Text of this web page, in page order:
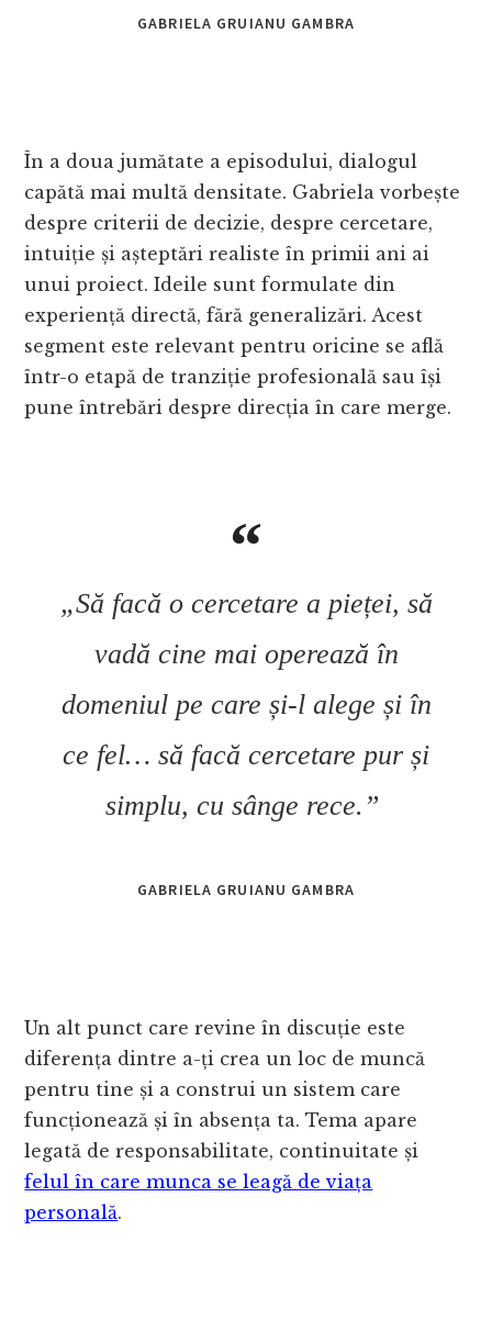
GABRIELA GRUIANU GAMBRA
În a doua jumătate a episodului, dialogul
capătă mai multă densitate. Gabriela vorbește
despre criterii de decizie, despre cercetare,
intuiție și așteptări realiste în primii ani ai
unui proiect. Ideile sunt formulate din
experiență directă, fără generalizări. Acest
segment este relevant pentru oricine se află
într-o etapă de tranziție profesională sau își
pune întrebări despre direcția în care merge.
„Să facă o cercetare a pieței, să
vadă cine mai operează în
domeniul pe care și-l alege și în
ce fel… să facă cercetare pur și
simplu, cu sânge rece.”
GABRIELA GRUIANU GAMBRA
Un alt punct care revine în discuție este
diferența dintre a-ți crea un loc de muncă
pentru tine și a construi un sistem care
funcționează și în absența ta. Tema apare
legată de responsabilitate, continuitate și
felul în care munca se leagă de viața
personală.